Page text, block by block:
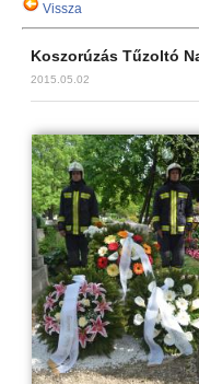
Vissza
Koszorúzás Tűzoltó
2015.05.02